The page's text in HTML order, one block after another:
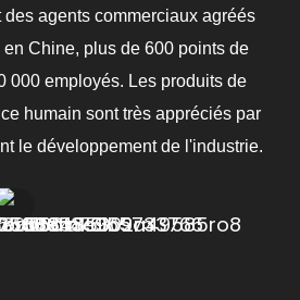
agents commerciaux agréés
Chine, plus de 600 points de
000 employés. Les produits de
humain sont très appréciés par
le développement de l'industrie.